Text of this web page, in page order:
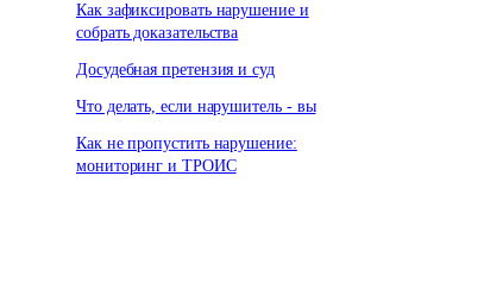
Как зафиксировать нарушение и
собрать доказательства
Досудебная претензия и суд
Что делать, если нарушитель - вы
Как не пропустить нарушение:
мониторинг и ТРОИС